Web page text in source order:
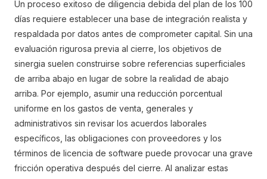
Un proceso exitoso de diligencia debida del plan de los 100
días requiere establecer una base de integración realista y
respaldada por datos antes de comprometer capital. Sin una
evaluación rigurosa previa al cierre, los objetivos de
sinergia suelen construirse sobre referencias superficiales
de arriba abajo en lugar de sobre la realidad de abajo
arriba. Por ejemplo, asumir una reducción porcentual
uniforme en los gastos de venta, generales y
administrativos sin revisar los acuerdos laborales
específicos, las obligaciones con proveedores y los
términos de licencia de software puede provocar una grave
fricción operativa después del cierre. Al analizar estas